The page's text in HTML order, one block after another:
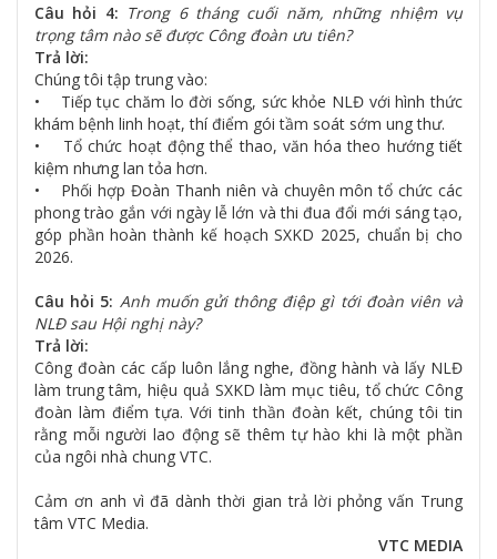
Câu hỏi 4: Trong 6 tháng cuối năm, những nhiệm vụ
trọng tâm nào sẽ được Công đoàn ưu tiên?
Trả lời:
Chúng tôi tập trung vào:
• Tiếp tục chăm lo đời sống, sức khỏe NLĐ với hình thức
khám bệnh linh hoạt, thí điểm gói tầm soát sớm ung thư.
• Tổ chức hoạt động thể thao, văn hóa theo hướng tiết
kiệm nhưng lan tỏa hơn.
• Phối hợp Đoàn Thanh niên và chuyên môn tổ chức các
phong trào gắn với ngày lễ lớn và thi đua đổi mới sáng tạo,
góp phần hoàn thành kế hoạch SXKD 2025, chuẩn bị cho
2026.
Câu hỏi 5: Anh muốn gửi thông điệp gì tới đoàn viên và
NLĐ sau Hội nghị này?
Trả lời:
Công đoàn các cấp luôn lắng nghe, đồng hành và lấy NLĐ
làm trung tâm, hiệu quả SXKD làm mục tiêu, tổ chức Công
đoàn làm điểm tựa. Với tinh thần đoàn kết, chúng tôi tin
rằng mỗi người lao động sẽ thêm tự hào khi là một phần
của ngôi nhà chung VTC.
Cảm ơn anh vì đã dành thời gian trả lời phỏng vấn Trung
tâm VTC Media.
VTC MEDIA